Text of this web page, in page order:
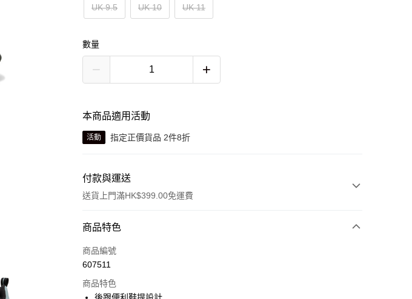
UK 9.5 UK 10 UK 11
數量
本商品適用活動
活動 指定正價貨品 2件8折
付款與運送
送貨上門滿HK$399.00免運費
付款方式
信用卡
相關說明
Alipay, PayMe, WeChat Pay, UnionPay, FPS
商品特色
商品編號
607511
商品特色